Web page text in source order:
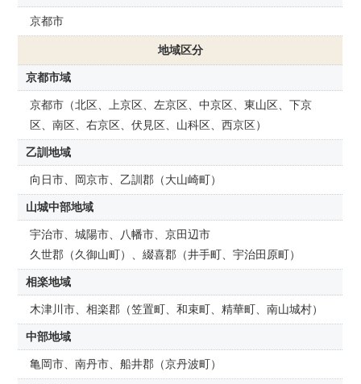
京都市
地域区分
京都市域
京都市（北区、上京区、左京区、中京区、東山区、下京
区、南区、右京区、伏見区、山科区、西京区）
乙訓地域
向日市、岡京市、乙訓郡（大山崎町）
山城中部地域
宇治市、城陽市、八幡市、京田辺市
久世郡（久御山町）、綴喜郡（井手町、宇治田原町）
相楽地域
木津川市、相楽郡（笠置町、和束町、精華町、南山城村）
中部地域
亀岡市、南丹市、船井郡（京丹波町）